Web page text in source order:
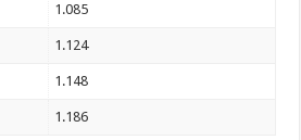
1.085
1.124
1.148
1.186